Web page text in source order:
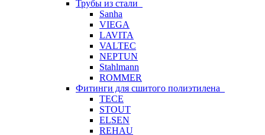
Трубы из стали
Sanha
VIEGA
LAVITA
VALTEC
NEPTUN
Stahlmann
ROMMER
Фитинги для сшитого полиэтилена
TECE
STOUT
ELSEN
REHAU